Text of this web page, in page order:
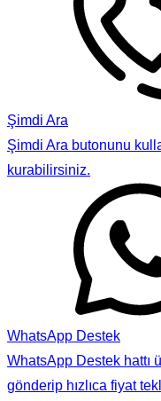
Şimdi Ara
Şimdi Ara butonunu
kurabilirsiniz.
WhatsApp Destek
WhatsApp Destek hattı
gönderip hızlıca fiyat